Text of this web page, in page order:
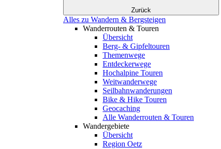
Zurück
Alles zu Wandern & Bergsteigen
Wanderrouten & Touren
Übersicht
Berg- & Gipfeltouren
Themenwege
Entdeckerwege
Hochalpine Touren
Weitwanderwege
Seilbahnwanderungen
Bike & Hike Touren
Geocaching
Alle Wanderrouten & Touren
Wandergebiete
Übersicht
Region Oetz